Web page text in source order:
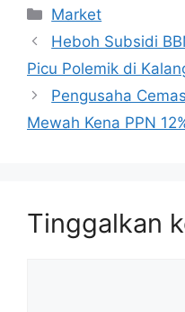
Kategori
Market
Heboh Subsidi
Picu Polemik di
Pengusaha
Mewah Kena PPN
Tinggalkan